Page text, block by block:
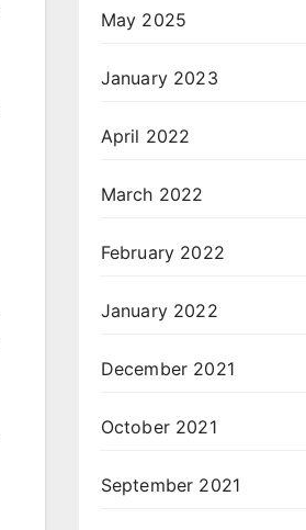
May 2025
January 2023
April 2022
March 2022
February 2022
January 2022
December 2021
October 2021
September 2021